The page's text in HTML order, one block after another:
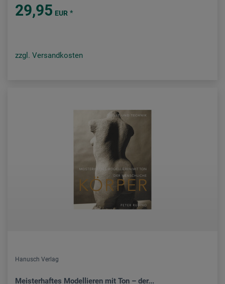
29,95 EUR *
zzgl. Versandkosten
Hanusch Verlag
Meisterhaftes Modellieren mit Ton – der...